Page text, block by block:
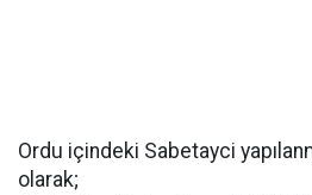
Ordu içindeki Sabetayci
olarak;